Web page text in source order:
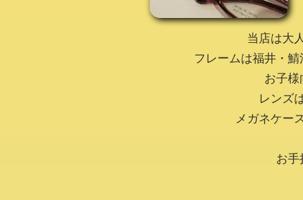
当店は大
フレームは福井・
お子様
レンズ
メガネケー
お手